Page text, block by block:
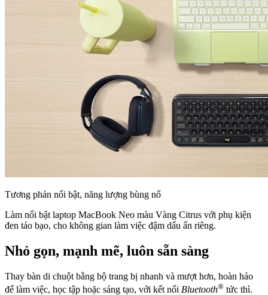
Tương phản nổi bật, năng lượng bùng nổ
Làm nổi bật laptop MacBook Neo màu Vàng Citrus với phụ kiện
đen táo bạo, cho không gian làm việc đậm dấu ấn riêng.
Nhỏ gọn, mạnh mẽ, luôn sẵn sàng
Thay bàn di chuột bằng bộ trang bị nhanh và mượt hơn, hoàn hảo
để làm việc, học tập hoặc sáng tạo, với kết nối Bluetooth® tức thì.